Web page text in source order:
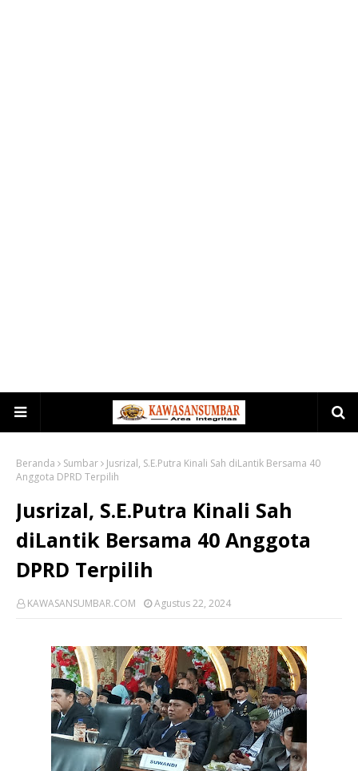
Beranda Sumbar
Jusrizal, S.E.Putra Kinali Sah diLantik Bersama 40
Anggota DPRD Terpilih
Jusrizal, S.E.Putra Kinali Sah
diLantik Bersama 40 Anggota
DPRD Terpilih
KAWASANSUMBAR.COM Agustus 22, 2024